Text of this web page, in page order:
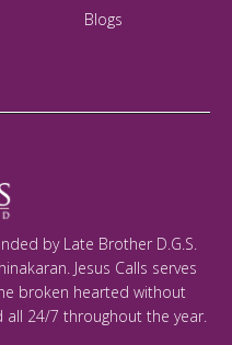
Blogs
by Late Brother D.G.S.
Jesus Calls serves
broken hearted without
24/7 throughout the year.